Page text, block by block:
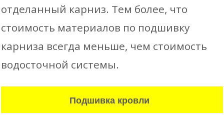
отделанный карниз. Тем более, что
стоимость материалов по подшивку
карниза всегда меньше, чем стоимость
водосточной системы.
Подшивка кровли